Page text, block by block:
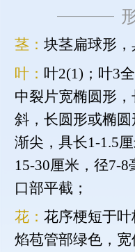
茎： 块茎扁球形，
叶： 叶2(1)；叶3
中裂片宽椭圆形
斜，长圆形或椭
渐尖，具长1-1.5
15-30厘米，径7-8
口部平截；
花： 花序梗短于
焰苞管部绿色，宽